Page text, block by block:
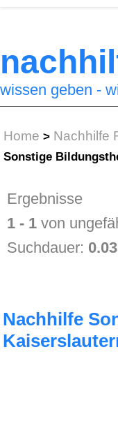
wissen geben -
Home > Nachhilfe
Sonstige
Ergebnisse
1 - 1 von
Suchdauer:
Nachhilfe